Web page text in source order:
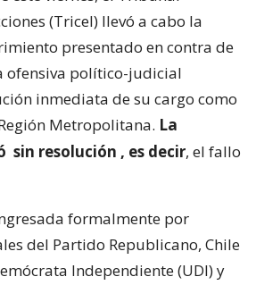
(Tricel) llevó a cabo la
presentado en contra de
ofensiva político-judicial
inmediata de su cargo como
Metropolitana. La
sin resolución , es decir, el fallo
formalmente por
del Partido Republicano, Chile
Independiente (UDI) y